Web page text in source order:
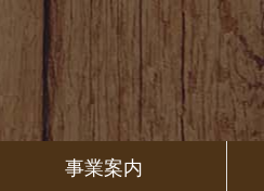
事業案内